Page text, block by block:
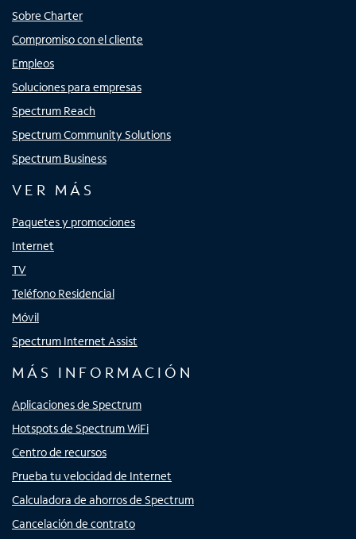
Sobre Charter
Compromiso con el cliente
Empleos
Soluciones para empresas
Spectrum Reach
Spectrum Community Solutions
Spectrum Business
VER MÁS
Paquetes y promociones
Internet
TV
Teléfono Residencial
Móvil
Spectrum Internet Assist
MÁS INFORMACIÓN
Aplicaciones de Spectrum
Hotspots de Spectrum WiFi
Centro de recursos
Prueba tu velocidad de Internet
Calculadora de ahorros de Spectrum
Cancelación de contrato